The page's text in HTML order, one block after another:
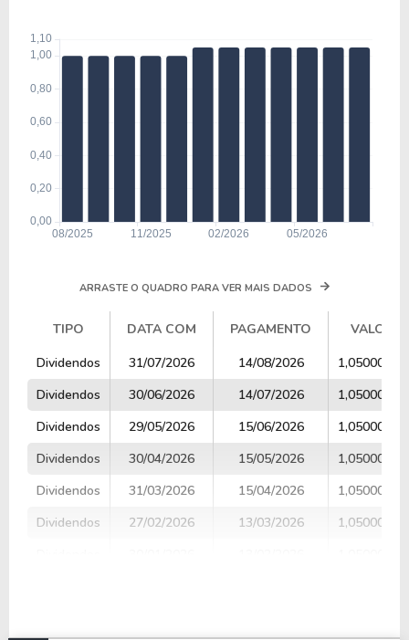
ARRASTE O QUADRO PARA VER MAIS DADOS
TIPO DATA COM PAGAMENTO
VALOR
TIPO
DATA COM PAGAMENTO VALOR
Dividendos 31/07/2026 14/08/2026
1,05000000
Dividendos
30/06/2026 14/07/2026
1,05000000
Dividendos
29/05/2026 15/06/2026
1,05000000
Dividendos
30/04/2026 15/05/2026
1,05000000
Dividendos
31/03/2026 15/04/2026
1,05000000
Dividendos
27/02/2026 13/03/2026
1,05000000